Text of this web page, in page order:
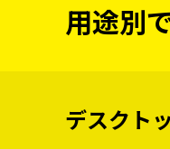
用途別
デスクト